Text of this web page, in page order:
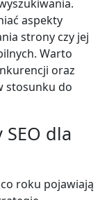
aspekty
strony czy jej
Warto
oraz
stosunku do
dla
roku pojawiają